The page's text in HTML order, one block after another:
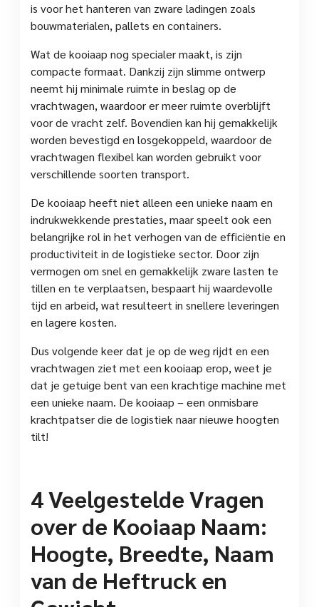
is voor het hanteren van zware ladingen zoals
bouwmaterialen, pallets en containers.
Wat de kooiaap nog specialer maakt, is zijn
compacte formaat. Dankzij zijn slimme ontwerp
neemt hij minimale ruimte in beslag op de
vrachtwagen, waardoor er meer ruimte overblijft
voor de vracht zelf. Bovendien kan hij gemakkelijk
worden bevestigd en losgekoppeld, waardoor de
vrachtwagen flexibel kan worden gebruikt voor
verschillende soorten transport.
De kooiaap heeft niet alleen een unieke naam en
indrukwekkende prestaties, maar speelt ook een
belangrijke rol in het verhogen van de efficiëntie en
productiviteit in de logistieke sector. Door zijn
vermogen om snel en gemakkelijk zware lasten te
tillen en te verplaatsen, bespaart hij waardevolle
tijd en arbeid, wat resulteert in snellere leveringen
en lagere kosten.
Dus volgende keer dat je op de weg rijdt en een
vrachtwagen ziet met een kooiaap erop, weet je
dat je getuige bent van een krachtige machine met
een unieke naam. De kooiaap – een onmisbare
krachtpatser die de logistiek naar nieuwe hoogten
tilt!
4 Veelgestelde Vragen
over de Kooiaap Naam:
Hoogte, Breedte, Naam
van de Heftruck en